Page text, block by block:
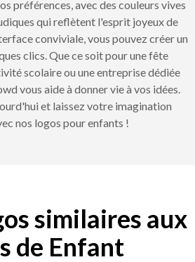
préférences, avec des couleurs vives
qui reflètent l'esprit joyeux de
conviviale, vous pouvez créer un
clics. Que ce soit pour une fête
scolaire ou une entreprise dédiée
vous aide à donner vie à vos idées.
et laissez votre imagination
nos logos pour enfants !
similaires aux
de Enfant